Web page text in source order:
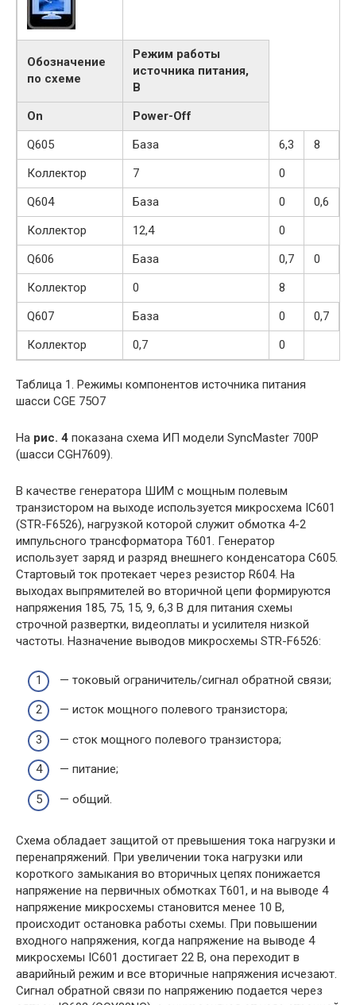
Обозначение
по схеме
Режим работы
источника питания,
В
On
Power-Off
Q605
База 6,3
8
Коллектор
7
0
Q604
База 0
0,6
Коллектор
12,4
0
Q606
База 0,7
0
Коллектор
0
8
Q607
База 0
0,7
Коллектор
0,7 0
Таблица 1. Режимы компонентов источника питания
шасси CGE 75O7
На рис. 4 показана схема ИП модели SyncMaster 700P
(шасси CGH7609).
В качестве генератора ШИМ с мощным полевым
транзистором на выходе используется микросхема IC601
(STR-F6526), нагрузкой которой служит обмотка 4-2
импульсного трансформатора Т601. Генератор
использует заряд и разряд внешнего конденсатора С605.
Стартовый ток протекает через резистор R604. На
выходах выпрямителей во вторичной цепи формируются
напряжения 185, 75, 15, 9, 6,3 В для питания схемы
строчной развертки, видеоплаты и усилителя низкой
частоты. Назначение выводов микросхемы STR-F6526:
— токовый ограничитель/сигнал обратной связи;
— исток мощного полевого транзистора;
— сток мощного полевого транзистора;
— питание;
— общий.
Схема обладает защитой от превышения тока нагрузки и
перенапряжений. При увеличении тока нагрузки или
короткого замыкания во вторичных цепях понижается
напряжение на первичных обмотках Т601, и на выводе 4
напряжение микросхемы становится менее 10 В,
происходит остановка работы схемы. При повышении
входного напряжения, когда напряжение на выводе 4
микросхемы IC601 достигает 22 В, она переходит в
аварийный режим и все вторичные напряжения исчезают.
Сигнал обратной связи по напряжению подается через